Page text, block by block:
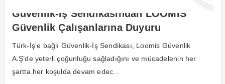
Güvenlik-İş Sendikasından LOOMİS
Güvenlik Çalışanlarına Duyuru
Türk-İş'e bağlı Güvenlik-İş Sendikası, Loomis Güvenlik
A.Ş’de yeterli çoğunluğu sağladığını ve mücadelenin her
şartta her koşulda devam edec...